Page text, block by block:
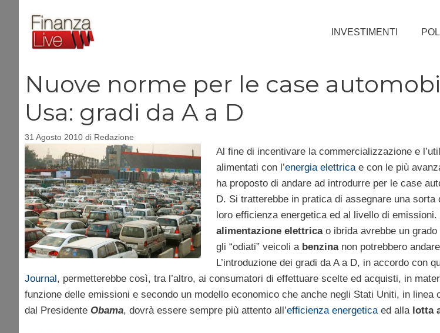
contenuto
INVESTIMENTI
Nuove norme per le case
Usa: gradi da A a D
31 Agosto 2010 di Redazione
Al fine di incentivare la commercializzazione e
alimentati con l’energia elettricae con le più
ha proposto di andare ad introdurre per le case
D. Si tratterebbe in pratica di assegnare una sorta
loro efficienza energetica ed al livello di
alimentazione elettricao ibrida avrebbe un grado
gli “odiati” veicoli a benzinanon potrebbero
L’introduzione dei gradi da A a D, in accordo con
Journal, permetterebbe così, tra l’altro, ai consumatori di effettuare scelte ed acquisti, in
funzione delle emissioni e secondo un modello economico che anche negli Stati Uniti, in linea
dal Presidente Obama, dovrà essere sempre più attento all’efficienza energetica ed alla lotta